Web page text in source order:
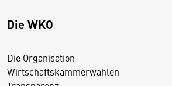
Die WKO
Die Organisation
Wirtschaftskammerwahlen